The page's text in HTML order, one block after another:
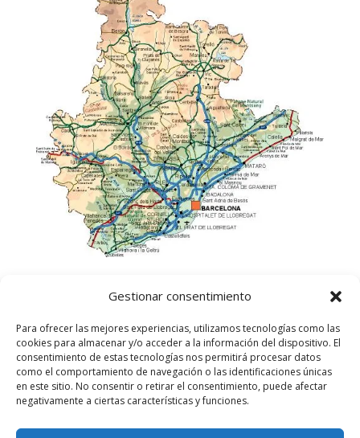
Gestionar consentimiento
Para ofrecer las mejores experiencias, utilizamos tecnologías como las
cookies para almacenar y/o acceder a la información del dispositivo. El
consentimiento de estas tecnologías nos permitirá procesar datos
como el comportamiento de navegación o las identificaciones únicas
en este sitio. No consentir o retirar el consentimiento, puede afectar
negativamente a ciertas características y funciones.